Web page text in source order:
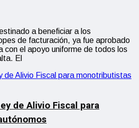
a beneficiar a los
de facturación, ya fue aprobado
con el apoyo uniforme de todos los
El
de Alivio Fiscal para